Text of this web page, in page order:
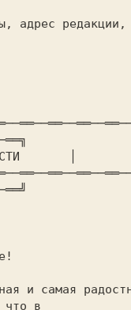
адрес редакции,
что в